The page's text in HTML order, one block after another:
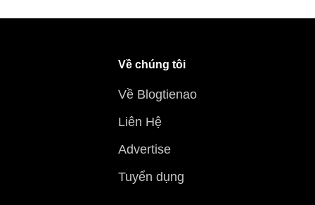
Về chúng tôi
Về Blogtienao
Liên Hệ
Advertise
Tuyển dụng